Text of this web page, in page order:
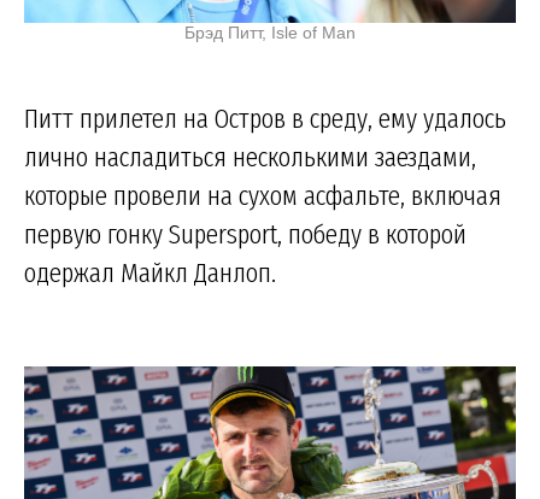
Брэд Питт, Isle of Man
Питт прилетел на Остров в среду, ему удалось
лично насладиться несколькими заездами,
которые провели на сухом асфальте, включая
первую гонку Supersport, победу в которой
одержал Майкл Данлоп.